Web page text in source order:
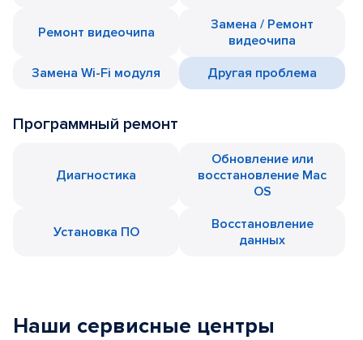
Ремонт видеочипа
Замена / Ремонт
видеочипа
Замена Wi-Fi модуля
Другая проблема
Программный ремонт
Диагностика
Обновление или
восстановление Mac
OS
Установка ПО
Восстановление
данных
Наши сервисные центры